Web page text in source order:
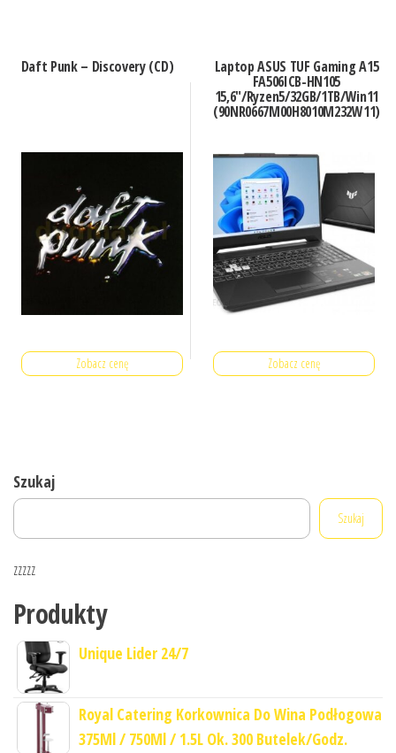
Daft Punk – Discovery (CD)
Zobacz cenę
Laptop ASUS TUF Gaming A15
FA506ICB-HN105
15,6″/Ryzen5/32GB/1TB/Win11
(90NR0667M00H8010M232W11)
Zobacz cenę
Szukaj
Szukaj
zzzzz
Produkty
Unique Lider 24/7
Royal Catering Korkownica Do Wina Podłogowa
375Ml / 750Ml / 1.5L Ok. 300 Butelek/Godz.